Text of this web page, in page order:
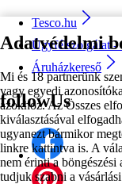
Adatvédelmi
Mi és 18 partnerünk
vagy egyedi
azokhoz. Az Összes
kiválasztásával
ugyanezt bármikor
linkre kattintva is. A
nem érinti a böngészési
tudjuk szabni a
Tesco.hu
Ügyfélszolgálat -
Áruházkereső
followUs